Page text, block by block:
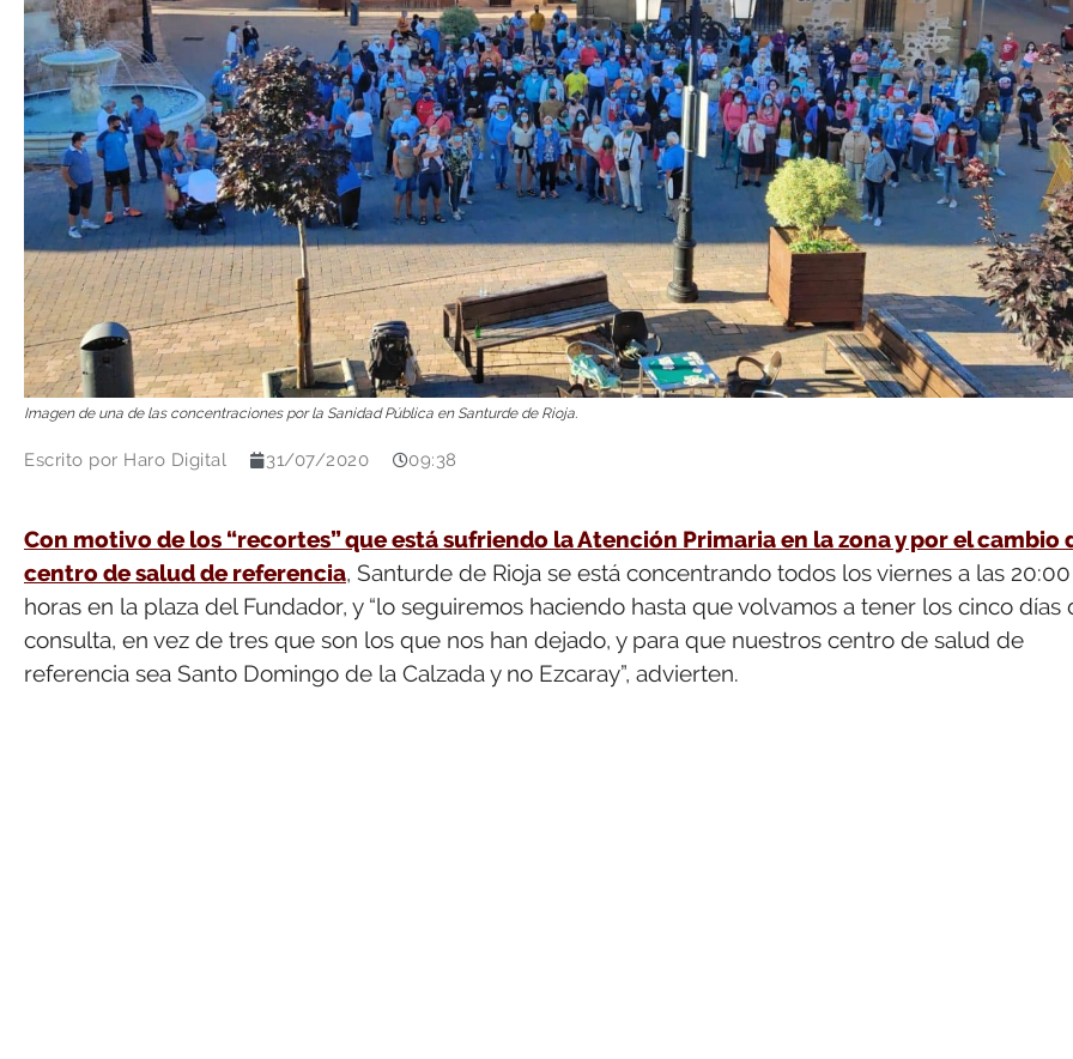
Imagen de una de las concentraciones por la Sanidad Pública en Santurde de Rioja.
Escrito por Haro Digital 31/07/2020 09:38
Con motivo de los “recortes” que está sufriendo la Atención Primaria en la zona y por el cambio
centro de salud de referencia, Santurde de Rioja se está concentrando todos los viernes a las 20:00
horas en la plaza del Fundador, y “lo seguiremos haciendo hasta que volvamos a tener los cinco días
consulta, en vez de tres que son los que nos han dejado, y para que nuestros centro de salud de
referencia sea Santo Domingo de la Calzada y no Ezcaray”, advierten.